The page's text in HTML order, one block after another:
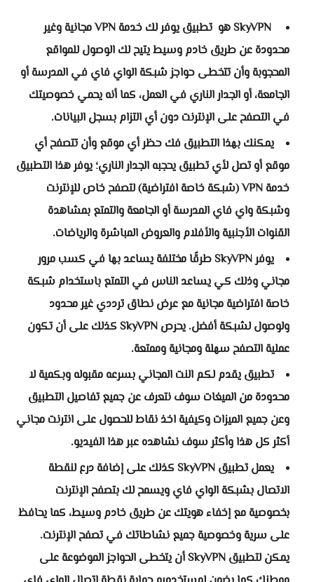
SkyVPN هو تطبيق يوفر لك خدمة VPN مجانية وغير
محدودة عن طريق خادم وسيط يتيح لك الوصول للمواقع
المحجوبة وأن تتخطى حواجز شبكة الواي فاي في المدرسة أو
الجامعة، أو الجدار الناري في العمل، كما أنه يحمي خصوصيتك
في التصفح على الإنترنت دون أي التزام بسجل البيانات.
يمكنك بهذا التطبيق فك حظر أي موقع وأن تتصفح أي
موقع أو تصل لأي تطبيق يحجبه الجدار الناري؛ يوفر هذا التطبيق
خدمة VPN (شبكة خاصة افتراضية) لتصفح خاص للإنترنت
وشبكة واي فاي المدرسة أو الجامعة والتمتع بمشاهدة
القنوات الأجنبية والأفلام والعروض المباشرة والرياضات.
يوفر SkyVPN طرقًا مختلفة يساعد بها في كسب مرور
مجاني وذلك كي يساعد الناس في التمتع باستخدام شبكة
خاصة افتراضية مجانية مع عرض نطاق ترددي غير محدود
ولوصول لشبكة أفضل. يحرص SkyVPN كذلك على أن تكون
عملية التصفح سهلة ومجانية وممتعة.
تطبيق يقدم لكم النت المجاني بسرعه مقبوله وبكمية لا
محدودة من الميغات سوف نتعرف عن جميع تفاصيل التطبيق
وعن جميع الميزات وكيفية اخذ نقاط للحصول على انترنت مجاني
أكثر كل هذا وأكثر سوف نشاهده عبر هذا الفيديو.
يعمل تطبيق SkyVPN كذلك على إضافة درع لنقطة
الاتصال بشبكة الواي فاي ويسمح لك بتصفح الإنترنت
بخصوصية مع إخفاء هويتك عن طريق خادم وسيط، كما يحافظ
على سرية وخصوصية جميع نشاطاتك في تصفح الإنترنت.
يمكن لتطبيق SkyVPN أن يتخطى الحواجز الموضوعة على